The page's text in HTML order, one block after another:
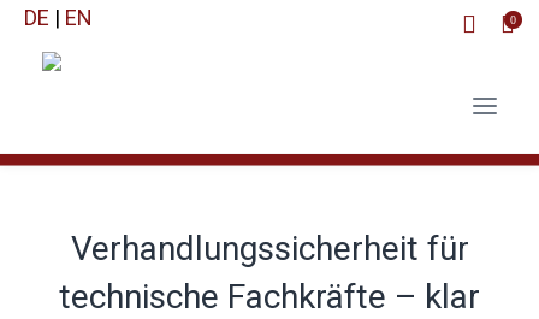
DE | EN 0
Verhandlungssicherheit für
technische Fachkräfte – klar